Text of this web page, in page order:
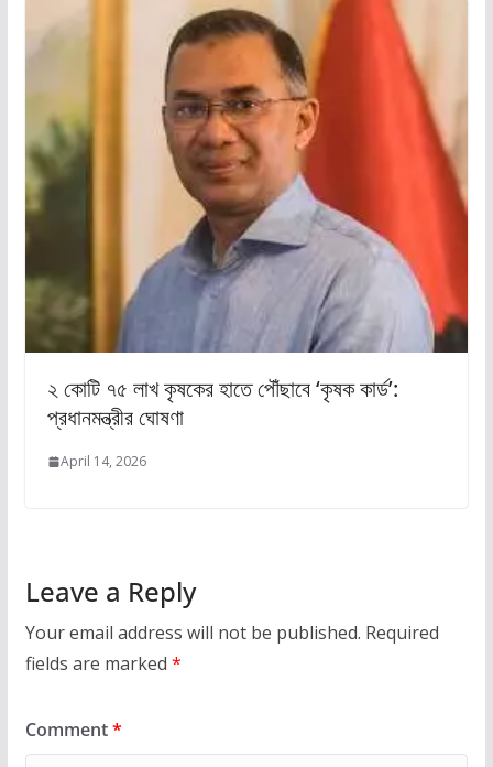
২ কোটি ৭৫ লাখ কৃষকের হাতে পৌঁছাবে ‘কৃষক কার্ড’:
প্রধানমন্ত্রীর ঘোষণা
April 14, 2026
Leave a Reply
Your email address will not be published. Required
fields are marked *
Comment*